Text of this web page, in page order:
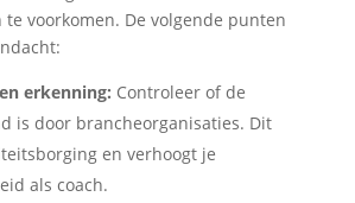
voorkomen. De volgende punten
erkenning: Controleer of de
is door brancheorganisaties. Dit
en verhoogt je
als coach.